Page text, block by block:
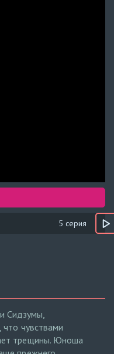
5 серия
Сидзумы,
чувствами
трещины. Юноша